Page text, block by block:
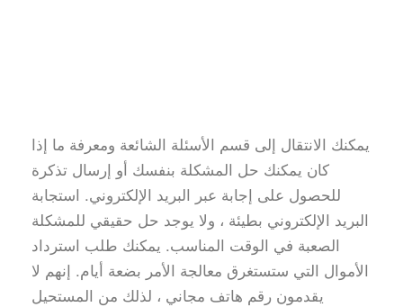
يمكنك الانتقال إلى قسم الأسئلة الشائعة ومعرفة ما إذا
كان يمكنك حل المشكلة بنفسك أو إرسال تذكرة
للحصول على إجابة عبر البريد الإلكتروني. استجابة
البريد الإلكتروني بطيئة ، ولا يوجد حل حقيقي للمشكلة
الصعبة في الوقت المناسب. يمكنك طلب استرداد
الأموال التي ستستغرق معالجة الأمر بضعة أيام. إنهم لا
يقدمون رقم هاتف مجاني ، لذلك من المستحيل